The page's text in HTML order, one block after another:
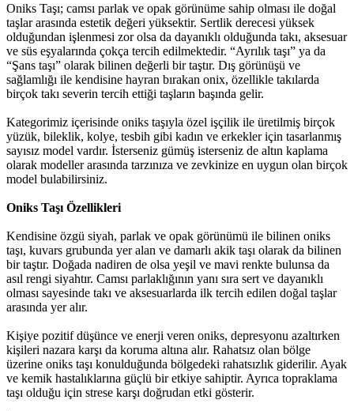
Oniks Taşı; camsı parlak ve opak görünüme sahip olması ile doğal
taşlar arasında estetik değeri yüksektir. Sertlik derecesi yüksek
olduğundan işlenmesi zor olsa da dayanıklı olduğunda takı, aksesuar
ve süs eşyalarında çokça tercih edilmektedir. “Ayrılık taşı” ya da
“Şans taşı” olarak bilinen değerli bir taştır. Dış görünüşü ve
sağlamlığı ile kendisine hayran bırakan onix, özellikle takılarda
birçok takı severin tercih ettiği taşların başında gelir.
Kategorimiz içerisinde oniks taşıyla özel işçilik ile üretilmiş birçok
yüzük, bileklik, kolye, tesbih gibi kadın ve erkekler için tasarlanmış
sayısız model vardır. İsterseniz gümüş isterseniz de altın kaplama
olarak modeller arasında tarzınıza ve zevkinize en uygun olan birçok
model bulabilirsiniz.
Oniks Taşı Özellikleri
Kendisine özgü siyah, parlak ve opak görünümü ile bilinen oniks
taşı, kuvars grubunda yer alan ve damarlı akik taşı olarak da bilinen
bir taştır. Doğada nadiren de olsa yeşil ve mavi renkte bulunsa da
asıl rengi siyahtır. Camsı parlaklığının yanı sıra sert ve dayanıklı
olması sayesinde takı ve aksesuarlarda ilk tercih edilen doğal taşlar
arasında yer alır.
Kişiye pozitif düşünce ve enerji veren oniks, depresyonu azaltırken
kişileri nazara karşı da koruma altına alır. Rahatsız olan bölge
üzerine oniks taşı konulduğunda bölgedeki rahatsızlık giderilir. Ayak
ve kemik hastalıklarına güçlü bir etkiye sahiptir. Ayrıca topraklama
taşı olduğu için strese karşı doğrudan etki gösterir.